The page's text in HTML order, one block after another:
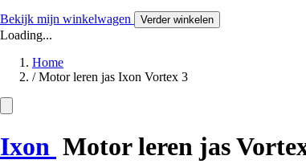
Bekijk mijn winkelwagen Verder winkelen
Loading...
Home
/ Motor leren jas Ixon Vortex 3
Ixon Motor leren jas